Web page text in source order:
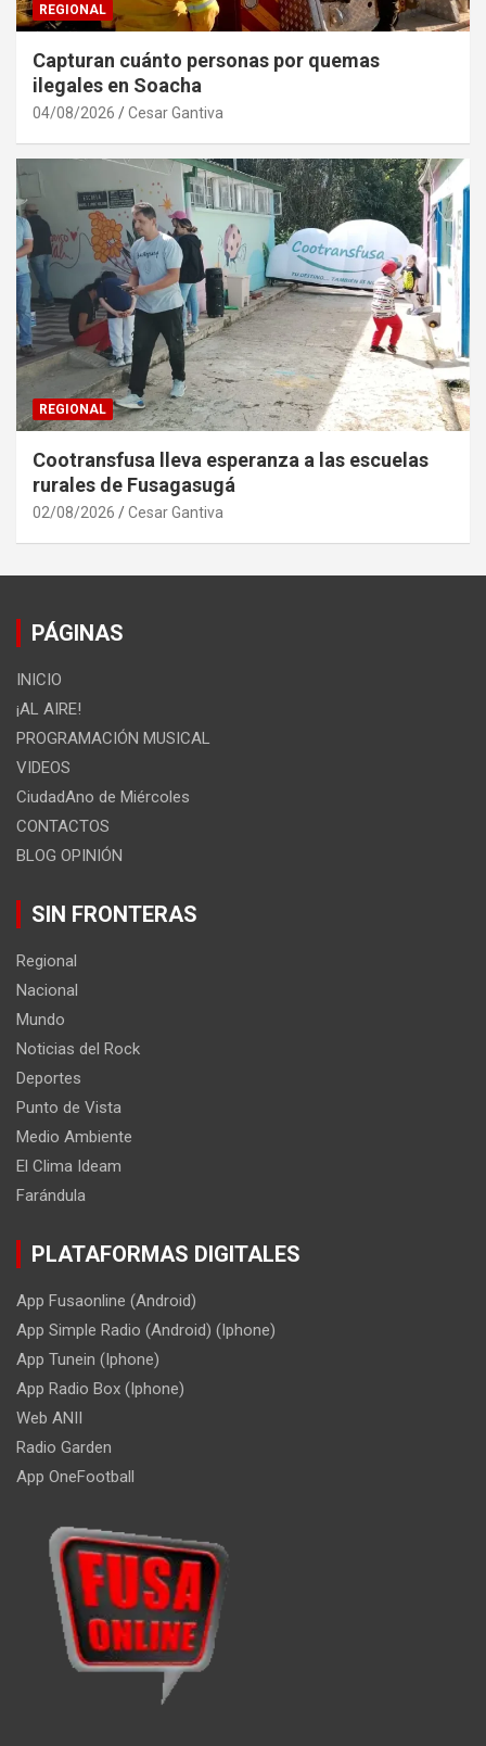
REGIONAL
Capturan cuánto personas por quemas
ilegales en Soacha
04/08/2026 Cesar Gantiva
REGIONAL
Cootransfusa lleva esperanza a las escuelas
rurales de Fusagasugá
02/08/2026 Cesar Gantiva
PÁGINAS
INICIO
¡AL AIRE!
PROGRAMACIÓN MUSICAL
VIDEOS
CiudadAno de Miércoles
CONTACTOS
BLOG OPINIÓN
SIN FRONTERAS
Regional
Nacional
Mundo
Noticias del Rock
Deportes
Punto de Vista
Medio Ambiente
El Clima Ideam
Farándula
PLATAFORMAS DIGITALES
App Fusaonline (Android)
App Simple Radio (Android) (Iphone)
App Tunein (Iphone)
App Radio Box (Iphone)
Web ANII
Radio Garden
App OneFootball